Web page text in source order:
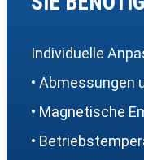
Individuelle
• Abmessungen
• Magnetische
•